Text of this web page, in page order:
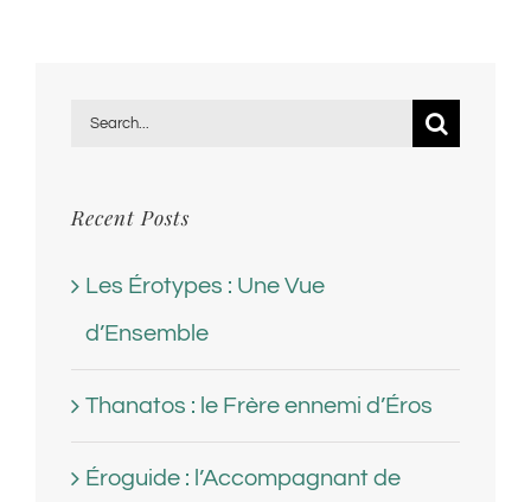
Search
Recent Posts
Les Érotypes : Une Vue
d’Ensemble
Thanatos : le Frère ennemi d’Éros
Éroguide : l’Accompagnant de